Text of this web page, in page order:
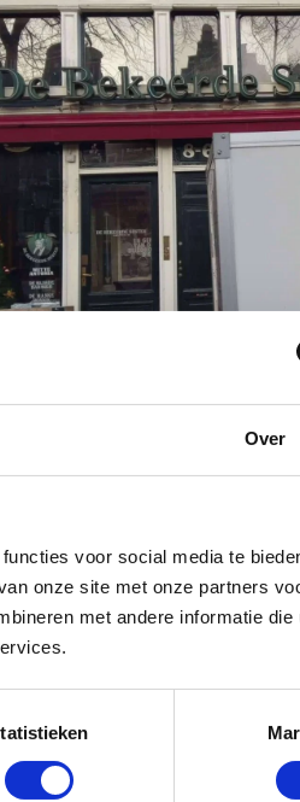
Over
voor social media te
onze site met onze partners
met andere informatie die
de herkomst van
kan hebben op de
niet het eerste waar
maar de herkomst
De…
more